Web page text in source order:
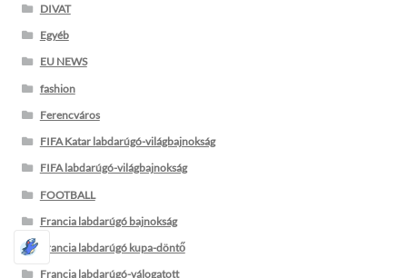
DIVAT
Egyéb
EU NEWS
fashion
Ferencváros
FIFA Katar labdarúgó-világbajnokság
FIFA labdarúgó-világbajnokság
FOOTBALL
Francia labdarúgó bajnokság
Francia labdarúgó kupa-döntő
Francia labdarúgó-válogatott